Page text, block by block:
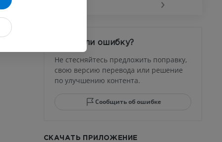
Заметили ошибку?
Не стесняйтесь предложить поправку,
свою версию перевода или решение
по улучшению контента.
Сообщить об ошибке
СКАЧАТЬ ПРИЛОЖЕНИЕ